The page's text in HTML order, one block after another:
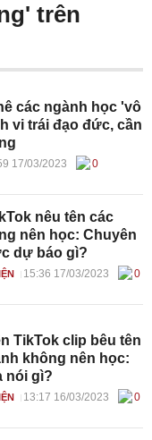
trên
các ngành học 'vô
vi trái đạo đức, cần
17/03/2023 0
nêu tên các
nên học: Chuyên
dự báo gì?
15:36 17/03/2023 0
TikTok clip bêu tên
không nên học:
nói gì?
13:17 16/03/2023 0